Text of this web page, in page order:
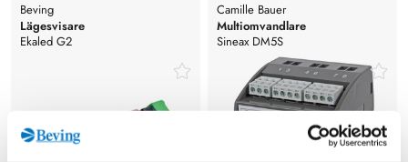
Beving
Lägesvisare
Ekaled G2
Camille Bauer
Multiomvandlare
Sineax DM5S